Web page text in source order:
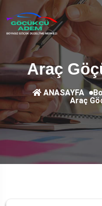
Araç
ANASAYFA
Araç